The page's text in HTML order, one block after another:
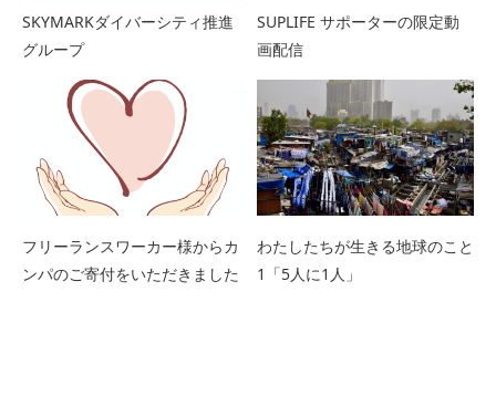
SKYMARKダイバーシティ推進
グループ
SUPLIFE サポーターの限定動
画配信
フリーランスワーカー様からカ
ンパのご寄付をいただきました
わたしたちが生きる地球のこと
1「5人に1人」